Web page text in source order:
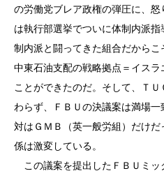
の労働党ブレア政権の弾圧に、
は執行部選挙でついに体制内派
制内派と闘ってきた組合だから
中東石油支配の戦略拠点＝イス
ことができたのだ。そして、Ｔ
わらず、ＦＢＵの決議案は満場
対はＧＭＢ（英一般労組）だけ
係は激変している。
この議案を提出したＦＢＵミッ